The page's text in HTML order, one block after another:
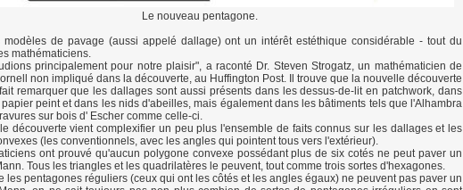
Le nouveau pentagone.
modèles de pavage (aussi appelé dallage) ont un intérêt estéthique considérable - tout du
mathématiciens.
principalement pour notre plaisir", a raconté Dr. Steven Strogatz, un mathématicien de
non impliqué dans la découverte, au Huffington Post. Il trouve que la nouvelle découverte
remarquer que les dallages sont aussi présents dans les dessus-de-lit en patchwork, dans
papier peint et dans les nids d'abeilles, mais également dans les bâtiments tels que l'Alhambra
sur bois d' Escher comme celle-ci.
découverte vient complexifier un peu plus l'ensemble de faits connus sur les dallages et les
(les conventionnels, avec les angles qui pointent tous vers l'extérieur).
ont prouvé qu'aucun polygone convexe possédant plus de six cotés ne peut paver un
Tous les triangles et les quadrilatères le peuvent, tout comme trois sortes d'hexagones.
les pentagones réguliers (ceux qui ont les côtés et les angles égaux) ne peuvent pas paver un